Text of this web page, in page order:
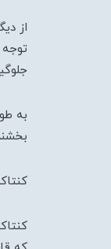
از
توجه
به